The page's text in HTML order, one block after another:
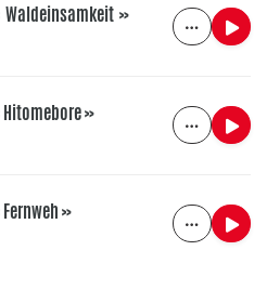
Waldeinsamkeit »
»
»